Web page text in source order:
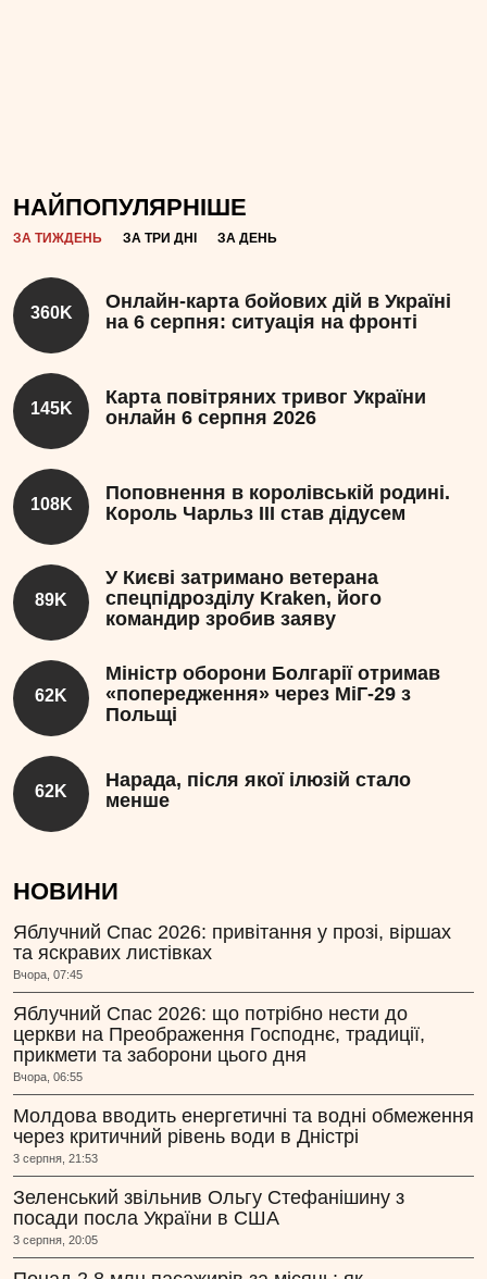
НАЙПОПУЛЯРНІШЕ
ЗА ТИЖДЕНЬ ЗА ТРИ ДНІ ЗА ДЕНЬ
360K
Онлайн-карта бойових дій в Україні
на 6 серпня: ситуація на фронті
145K
Карта повітряних тривог України
онлайн 6 серпня 2026
108K
Поповнення в королівській родині.
Король Чарльз III став дідусем
89K
У Києві затримано ветерана
спецпідрозділу Kraken, його
командир зробив заяву
62K
Міністр оборони Болгарії отримав
«попередження» через МіГ-29 з
Польщі
62K
Нарада, після якої ілюзій стало
менше
НОВИНИ
Яблучний Спас 2026: привітання у прозі, віршах
та яскравих листівках
Вчора, 07:45
Яблучний Спас 2026: що потрібно нести до
церкви на Преображення Господнє, традиції,
прикмети та заборони цього дня
Вчора, 06:55
Молдова вводить енергетичні та водні обмеження
через критичний рівень води в Дністрі
3 серпня, 21:53
Зеленський звільнив Ольгу Стефанішину з
посади посла України в США
3 серпня, 20:05